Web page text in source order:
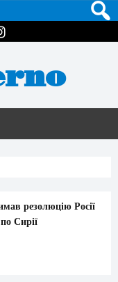
резолюцію Росії
Сирії